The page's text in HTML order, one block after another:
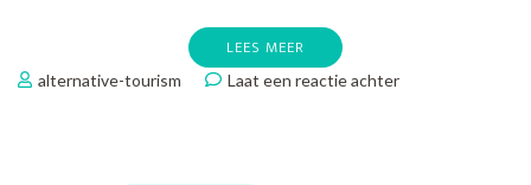
LEES MEER
alternative-tourism Laat een reactie achterop